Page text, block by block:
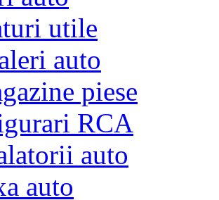
utile
auto
piese
RCA
auto
auto